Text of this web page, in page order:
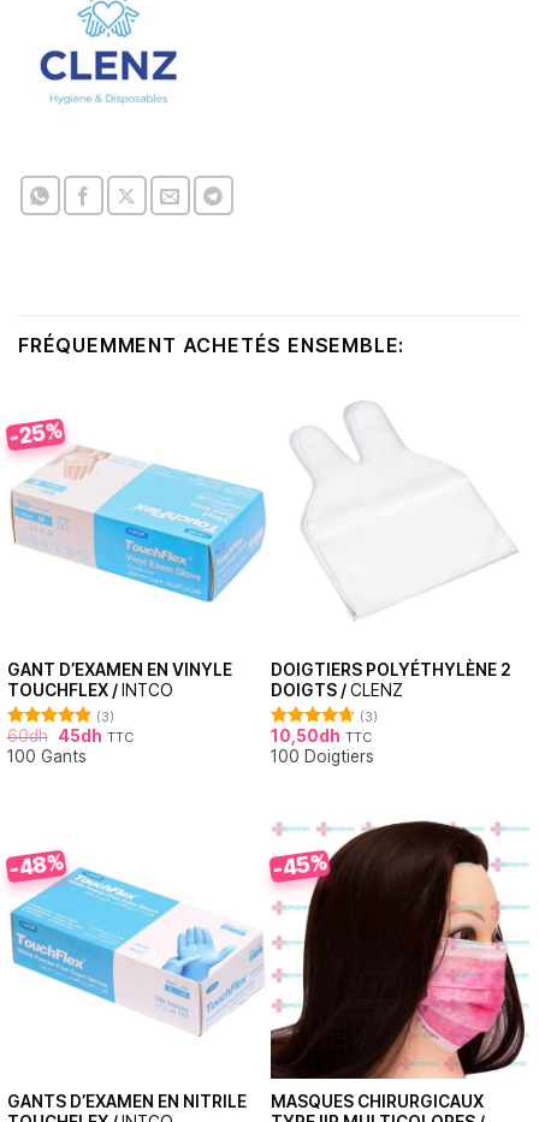
FRÉQUEMMENT ACHETÉS ENSEMBLE:
-25%
GANT D’EXAMEN EN VINYLE
TOUCHFLEX / INTCO
Note5.00
sur 5
(3)
60dh 45dh TTC
100 Gants
DOIGTIERS POLYÉTHYLÈNE 2
DOIGTS /CLENZ
Note4.67
sur 5
(3)
10,50dh TTC
100 Doigtiers
-48%
GANTS D’EXAMEN EN NITRILE
-45%
MASQUES CHIRURGICAUX